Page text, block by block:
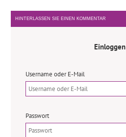
HINTERLASSEN SIE EINEN KOMMENTAR
Einloggen
Username oder E-Mail
Passwort